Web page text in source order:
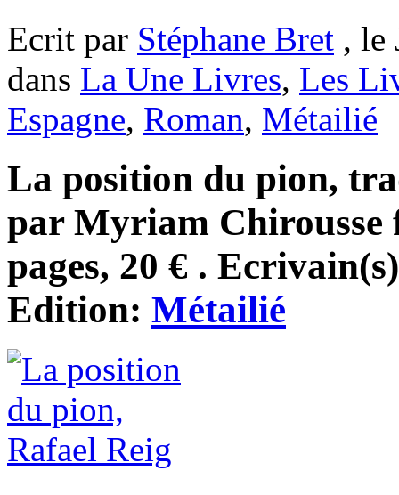
Ecrit par Stéphane Bret , le
dans La Une Livres, Les
Espagne, Roman, Métailié
La position du pion,
par Myriam Chirousse
pages, 20 € .
Edition: Métailié